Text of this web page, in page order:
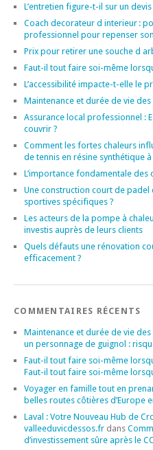
L’entretien figure-t-il sur un
Coach decorateur d interieur :
professionnel pour repenser
Prix pour retirer une souche d
Faut-il tout faire soi-même
L’accessibilité impacte-t-elle le
Maintenance et durée de vie
Assurance local professionnel :
couvrir ?
Comment les fortes chaleurs
de tennis en résine synthétique à
L’importance fondamentale des
Une construction court de
sportives spécifiques ?
Les acteurs de la pompe à
investis auprès de leurs clients
Quels défauts une rénovation
efficacement ?
COMMENTAIRES RÉCENTS
Maintenance et durée de vie
un personnage de guignol :
Faut-il tout faire soi-même
Faut-il tout faire soi-même
Voyager en famille tout en
belles routes côtières d’Europe
Laval : Votre Nouveau Hub de
valleeduvicdessos.fr dans
d’investissement sûre après le